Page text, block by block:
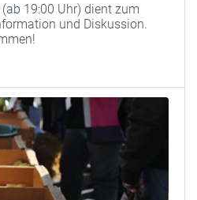
19:00 Uhr) dient zum
und Diskussion.